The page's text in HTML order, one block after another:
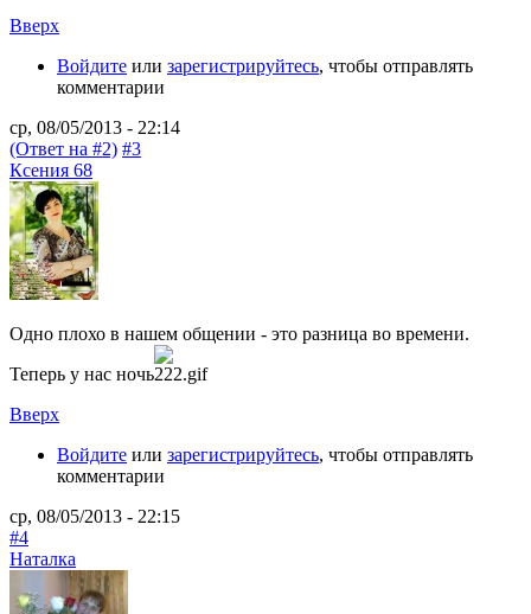
Вверх
Войдите или зарегистрируйтесь, чтобы отправлять
комментарии
ср, 08/05/2013 - 22:14
(Ответ на #2) #3
Ксения 68
Одно плохо в нашем общении - это разница во времени.
Теперь у нас ночь
Вверх
Войдите или зарегистрируйтесь, чтобы отправлять
комментарии
ср, 08/05/2013 - 22:15
#4
Наталка